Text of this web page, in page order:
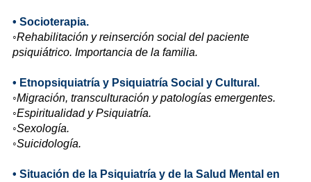
• Socioterapia.
◦Rehabilitación y reinserción social del paciente
psiquiátrico. Importancia de la familia.
• Etnopsiquiatría y Psiquiatría Social y Cultural.
◦Migración, transculturación y patologías emergentes.
◦Espiritualidad y Psiquiatría.
◦Sexología.
◦Suicidología.
• Situación de la Psiquiatría y de la Salud Mental en